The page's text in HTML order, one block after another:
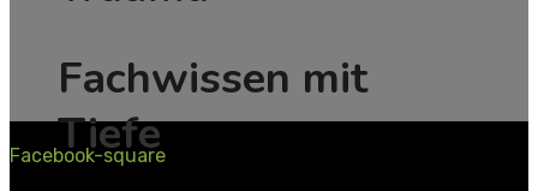
Fachwissen mit
Tiefe
Facebook-square